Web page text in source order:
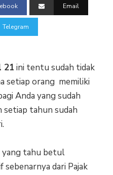
Email
Telegram
21 ini tentu sudah tidak
setiap orang memiliki
Anda yang sudah
setiap tahun sudah
yang tahu betul
sebenarnya dari Pajak